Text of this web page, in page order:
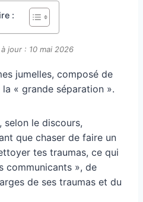
:
jour : 10 mai 2026
jumelles, composé de
« grande séparation ».
selon le discours,
que chaser de faire un
tes traumas, ce qui
communicants », de
de ses traumas et du